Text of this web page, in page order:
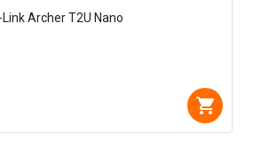
Archer T2U Nano